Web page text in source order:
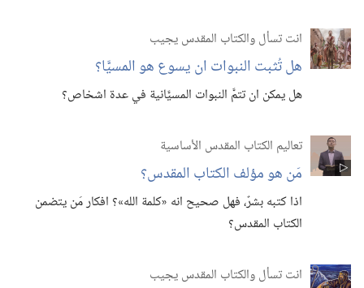
انت تسأل والكتاب المقدس يجيب
هل تُثبت النبوات ان يسوع هو المسيَّا؟‏
هل يمكن ان تتمَّ النبوات المسيَّانية في عدة اشخاص؟‏
تعاليم الكتاب المقدس الأساسية
مَن هو مؤلف الكتاب المقدس؟‏
اذا كتبه بشرٌ،‏ فهل صحيح انه «كلمة الله»؟‏ افكار مَن يتضمن
الكتاب المقدس؟‏
انت تسأل والكتاب المقدس يجيب